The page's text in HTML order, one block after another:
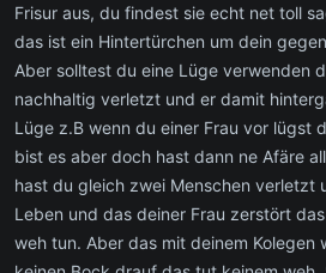
Frisur aus, du findest sie echt net toll
das ist ein Hintertürchen um dein
Aber solltest du eine Lüge verwenden
nachhaltig verletzt und er damit
Lüge z.B wenn du einer Frau vor lügst
bist es aber doch hast dann ne Afäre
hast du gleich zwei Menschen verletzt
Leben und das deiner Frau zerstört
weh tun. Aber das mit deinem Kolegen